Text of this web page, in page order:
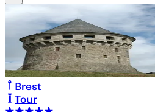
Brest
Tour